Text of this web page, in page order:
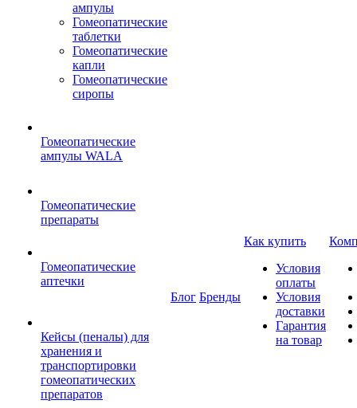
ампулы
Гомеопатические
таблетки
Гомеопатические
капли
Гомеопатические
сиропы
Гомеопатические
ампулы WALA
Гомеопатические
препараты
Гомеопатические
аптечки
Кейсы (пеналы) для
хранения и
транспортировки
гомеопатических
препаратов
Блог Бренды
Как купить
Условия
оплаты
Условия
доставки
Гарантия
на товар